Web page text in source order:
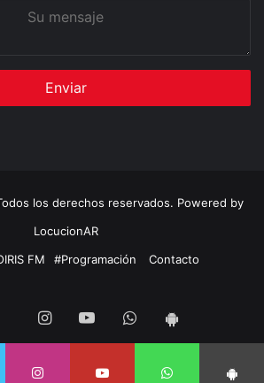
los derechos reservados. Powered by
LocucionAR
FM #Programación Contacto
InstagramYoutubeWhatsapp